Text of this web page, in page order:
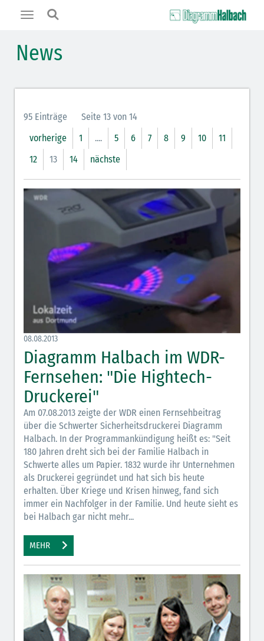
Toggle
News
95 Einträge
Seite 13 von 14
vorherige
1 .... 5 6 7 8 9 10
11
12
13 14 nächste
08.08.2013
Diagramm Halbach im WDR-
Fernsehen: "Die Hightech-
Druckerei"
Am 07.08.2013 zeigte der WDR einen Fernsehbeitrag
über die Schwerter Sicherheitsdruckerei Diagramm
Halbach. In der Programmankündigung heißt es: "Seit
180 Jahren dreht sich bei der Familie Halbach in
Schwerte alles um Papier. 1832 wurde ihr Unternehmen
als Druckerei gegründet und hat sich bis heute
erhalten. Über Kriege und Krisen hinweg, fand sich
immer ein Nachfolger in der Familie. Und heute sieht es
bei Halbach gar nicht mehr...
MEHR